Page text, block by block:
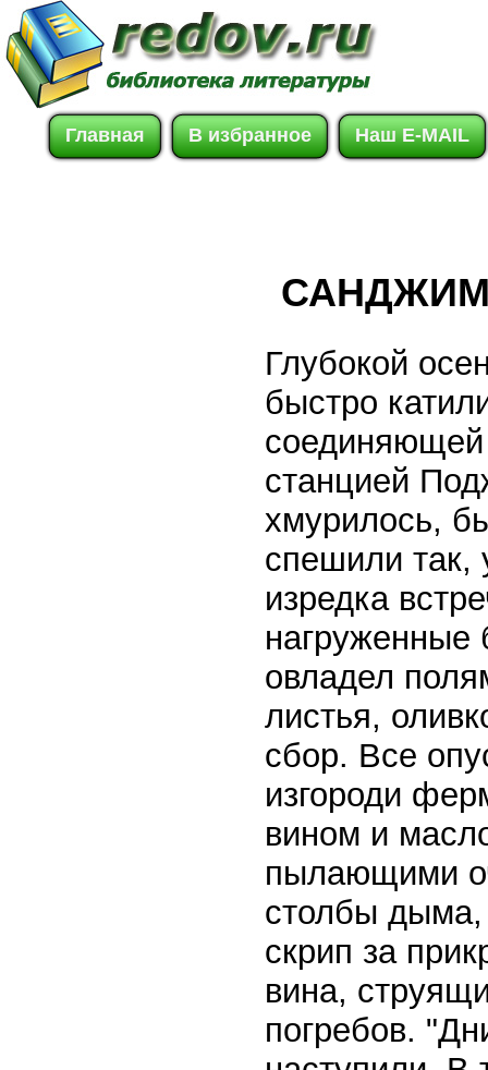
Главная В избранное Наш E-MAIL
Глубокой
быстро
станцией
хмурилось,
спешили так,
изредка
нагруженные
овладел
листья,
сбор. Все
изгороди
вином и
пылающими
столбы
скрип за
вина,
погребов.